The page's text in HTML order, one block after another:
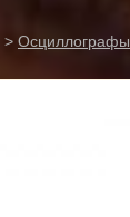
> Осциллографы